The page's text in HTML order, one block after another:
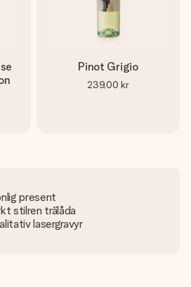
Pinot Grigio
239,00 kr
present
stilren trälåda
lasergravyr